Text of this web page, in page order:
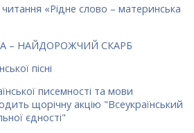
читання «Рідне слово – материнська
– НАЙДОРОЖЧИЙ СКАРБ
пісні
писемності та мови
щорічну акцію "Всеукраїнський
єдності"